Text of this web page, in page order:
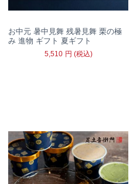
お中元 暑中見舞 残暑見舞 栗の極
み 進物 ギフト 夏ギフト
5,510 円 (税込)